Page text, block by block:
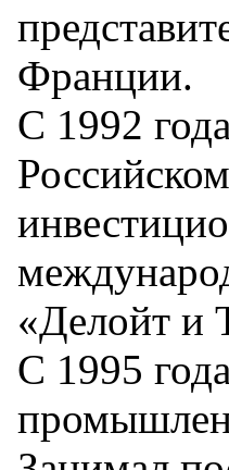
Франции.
С 1992
«Делойт и
С 1995